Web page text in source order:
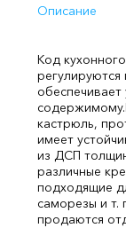
Описание
Код
содержимому.
кастрюль,
имеет
из ДСП
различные
подходящие
саморезы и т.
продаются